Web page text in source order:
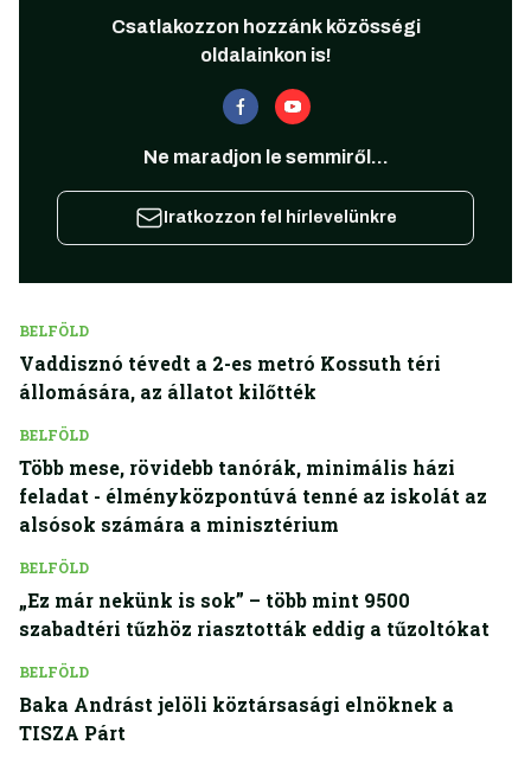
Csatlakozzon hozzánk közösségi
oldalainkon is!
Ne maradjon le semmiről...
Iratkozzon fel hírlevelünkre
BELFÖLD
Vaddisznó tévedt a 2-es metró Kossuth téri
állomására, az állatot kilőtték
BELFÖLD
Több mese, rövidebb tanórák, minimális házi
feladat - élményközpontúvá tenné az iskolát az
alsósok számára a minisztérium
BELFÖLD
„Ez már nekünk is sok” – több mint 9500
szabadtéri tűzhöz riasztották eddig a tűzoltókat
BELFÖLD
Baka Andrást jelöli köztársasági elnöknek a
TISZA Párt